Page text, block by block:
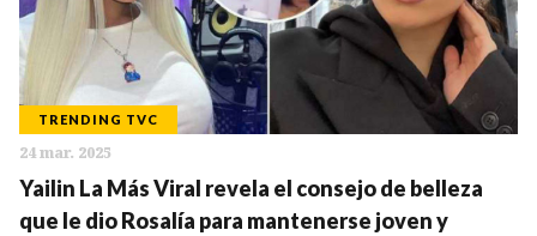
TRENDING TVC
24 mar. 2025
Yailin La Más Viral revela el consejo de belleza
que le dio Rosalía para mantenerse joven y